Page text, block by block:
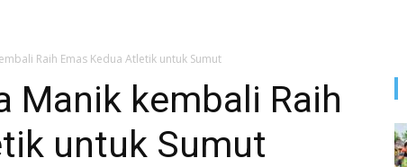
Raih Emas Kedua Atletik untuk Sumut
Manik kembali Raih
untuk Sumut